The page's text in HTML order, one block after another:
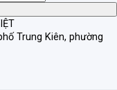
Trung Kiên, phường